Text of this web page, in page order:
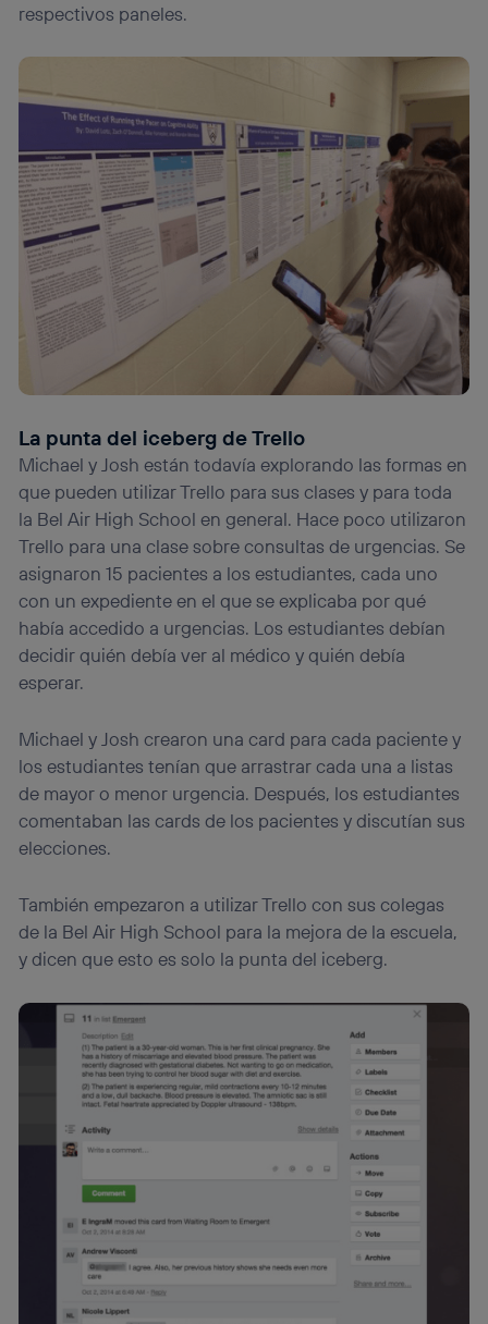
respectivos paneles.
La punta del iceberg de Trello
Michael y Josh están todavía explorando las formas en
que pueden utilizar Trello para sus clases y para toda
la Bel Air High School en general. Hace poco utilizaron
Trello para una clase sobre consultas de urgencias. Se
asignaron 15 pacientes a los estudiantes, cada uno
con un expediente en el que se explicaba por qué
había accedido a urgencias. Los estudiantes debían
decidir quién debía ver al médico y quién debía
esperar.
Michael y Josh crearon una card para cada paciente y
los estudiantes tenían que arrastrar cada una a listas
de mayor o menor urgencia. Después, los estudiantes
comentaban las cards de los pacientes y discutían sus
elecciones.
También empezaron a utilizar Trello con sus colegas
de la Bel Air High School para la mejora de la escuela,
y dicen que esto es solo la punta del iceberg.